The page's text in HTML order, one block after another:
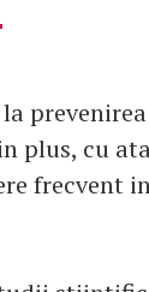
plus, cu
frecvent